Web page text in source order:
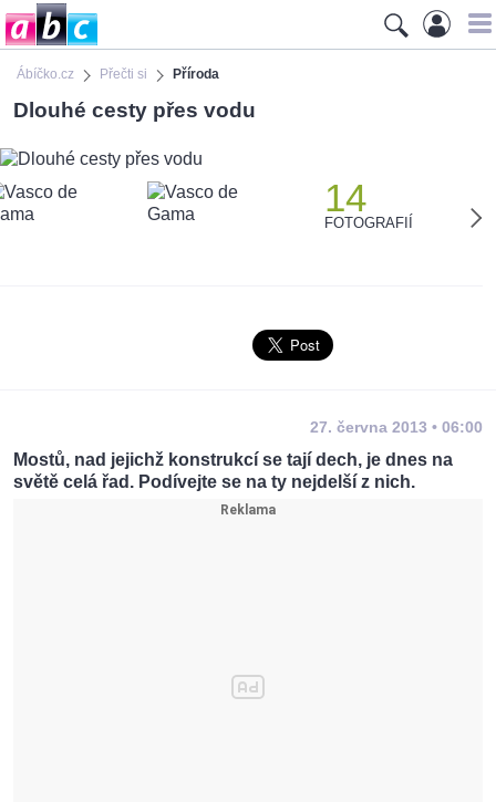
Ábíčko.cz Přečti si Příroda
Dlouhé cesty přes vodu
14
FOTOGRAFIÍ
27. června 2013 • 06:00
Mostů, nad jejichž konstrukcí se tají dech, je dnes na
světě celá řad. Podívejte se na ty nejdelší z nich.